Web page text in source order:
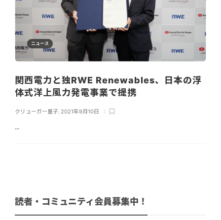
ニュース
関西電力と独RWE Renewables、日本の浮
体式洋上風力発電事業で提携
クリューガー量子, 2021年9月10日
...
読者・コミュニティ会員募集中！